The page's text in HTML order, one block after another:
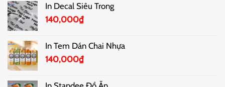
In Decal Siêu Trong
140,000₫
In Tem Dán Chai Nhựa
140,000₫